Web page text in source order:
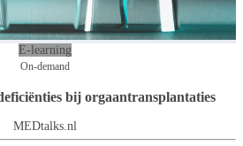
E-learning
On-demand
bij orgaantransplantaties
MEDtalks.nl